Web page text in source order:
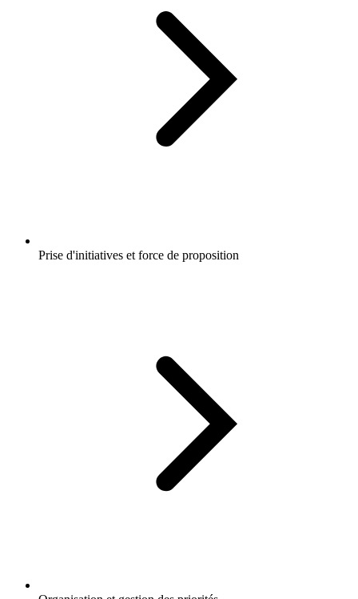
Prise d'initiatives et force de proposition